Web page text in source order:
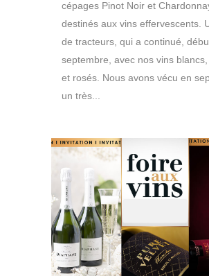
cépages Pinot Noir et
destinés aux vins effervescents.
de tracteurs, qui a continué,
septembre, avec nos vins
et rosés. Nous avons vécu en
un très...